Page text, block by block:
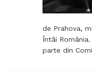
de Prahova,
Întâi
parte din